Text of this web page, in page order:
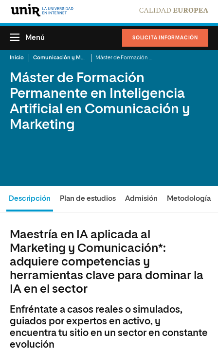
SOLICITA INFORMACIÓN
Menú
Inicio Comunicación y Mercadotecnia
Máster de Formación
Permanente en Inteligencia
Artificial en Comunicación y
Marketing
Descripción Plan de estudios Admisión Metodología
Maestría en IA aplicada al
Marketing y Comunicación*:
adquiere competencias y
herramientas clave para dominar la
IA en el sector
Enfréntate a casos reales o simulados,
guiados por expertos en activo, y
encuentra tu sitio en un sector en constante
evolución